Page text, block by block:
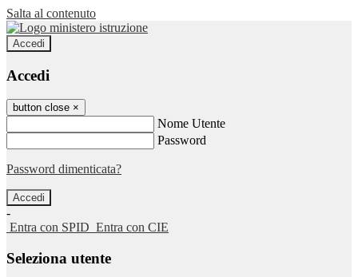
Salta al contenuto
Accedi
Accedi
button close ×
Nome Utente
Password
Password dimenticata?
-
Entra con SPID Entra con CIE
Seleziona utente